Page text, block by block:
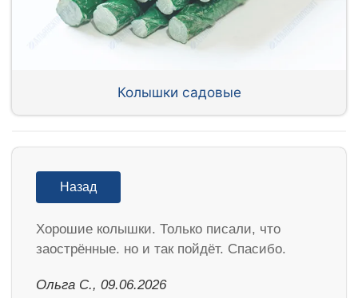
Колышки садовые
Назад
Хорошие колышки. Только писали, что
заострённые. но и так пойдёт. Спасибо.
Ольга С., 09.06.2026